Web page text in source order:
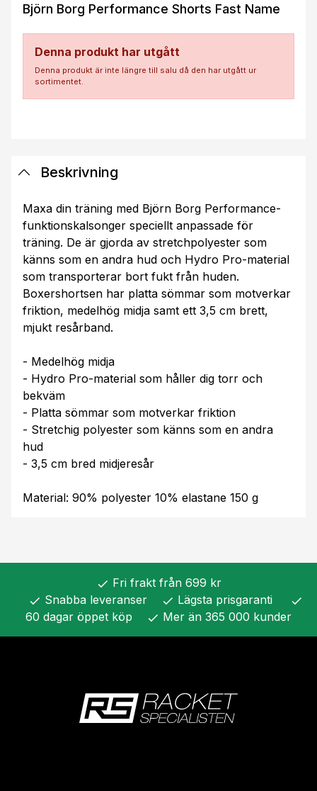
Björn Borg Performance Shorts Fast Name
Denna produkt har utgått
Denna produkt är inte längre till salu då den har utgått ur
sortimentet.
Beskrivning
Maxa din träning med Björn Borg Performance-
funktionskalsonger speciellt anpassade för
träning. De är gjorda av stretchpolyester som
känns som en andra hud och Hydro Pro-material
som transporterar bort fukt från huden.
Boxershortsen har platta sömmar som motverkar
friktion, medelhög midja samt ett 3,5 cm brett,
mjukt resårband.
- Medelhög midja
- Hydro Pro-material som håller dig torr och
bekväm
- Platta sömmar som motverkar friktion
- Stretchig polyester som känns som en andra
hud
- 3,5 cm bred midjeresår
Material: 90% polyester 10% elastane 150 g
check Fri frakt från 699 kr
check Snabba leveranser check Lägsta prisgaranti check
60 dagar öppet köp check Mer än 365 000 kunder